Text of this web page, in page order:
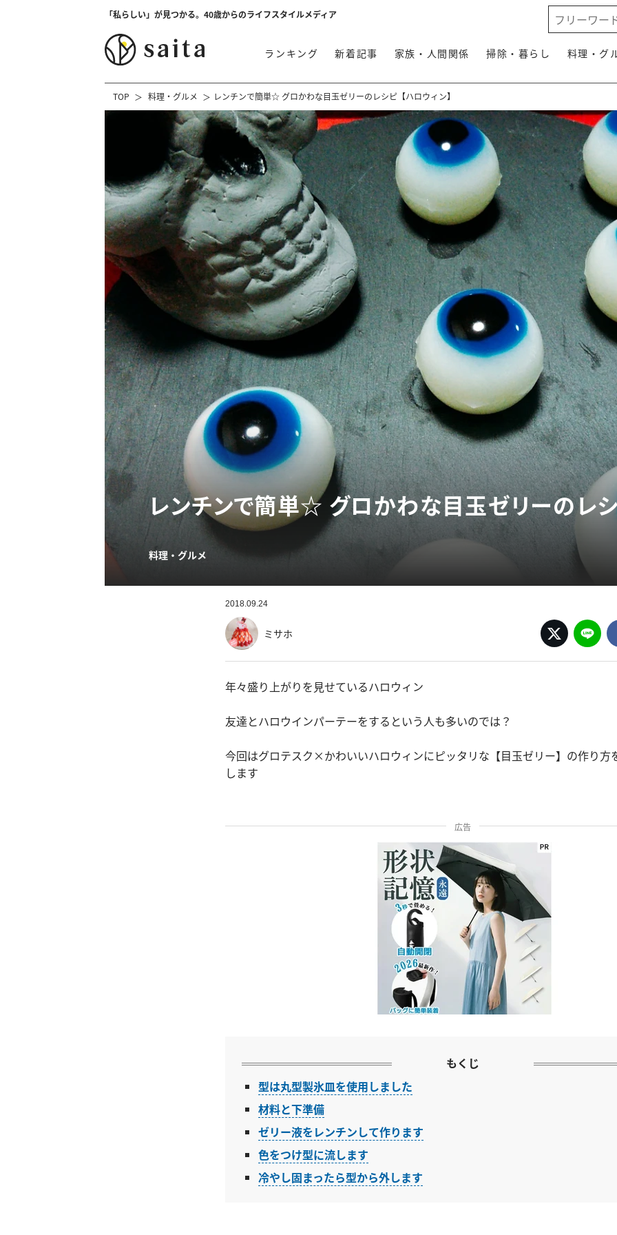
「私らしい」が見つかる。40歳からのライフスタイルメディア
ランキング 新着記事 家族・人間関係 掃除・暮らし 料理・グ
TOP 料理・グルメ レンチンで簡単☆ グロかわな目玉ゼリーのレシピ【ハロウィン】
レンチンで簡単☆ グロかわな目玉ゼリーのレシ
料理・グルメ
2018.09.24
ミサホ
年々盛り上がりを見せているハロウィン
友達とハロウインパーテーをするという人も多いのでは？
今回はグロテスク×かわいいハロウィンにピッタリな【目玉ゼリー】の作り方
します
広告
もくじ
型は丸型製氷皿を使用しました
材料と下準備
ゼリー液をレンチンして作ります
色をつけ型に流します
冷やし固まったら型から外します